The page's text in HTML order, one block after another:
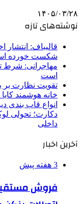
۱۴۰۵/۰۳/۲۸
نوشته‌های تازه
قالیباف:
شکست خورده
مهاجرانی: شرط
است
تقویت نظارت بر
خانه هوشمند کایا
انواع قاب بندی
دکارت؛ تحولی
داخلی
آخرین اخبار
3 هفته پیش
فروش مستقیم